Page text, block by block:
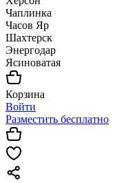
Чаплинка
Часов Яр
Шахтерск
Энергодар
Ясиноватая
Корзина
Войти
Разместить бесплатно